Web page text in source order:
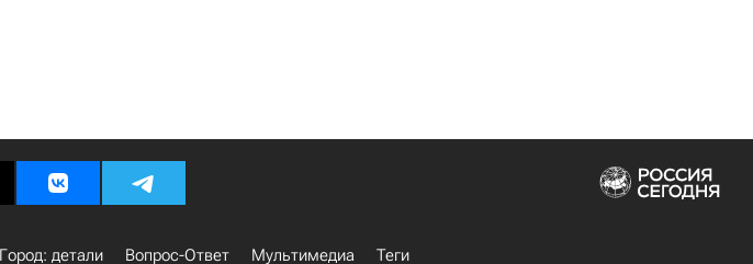
Город: детали Вопрос-Ответ Мультимедиа Теги